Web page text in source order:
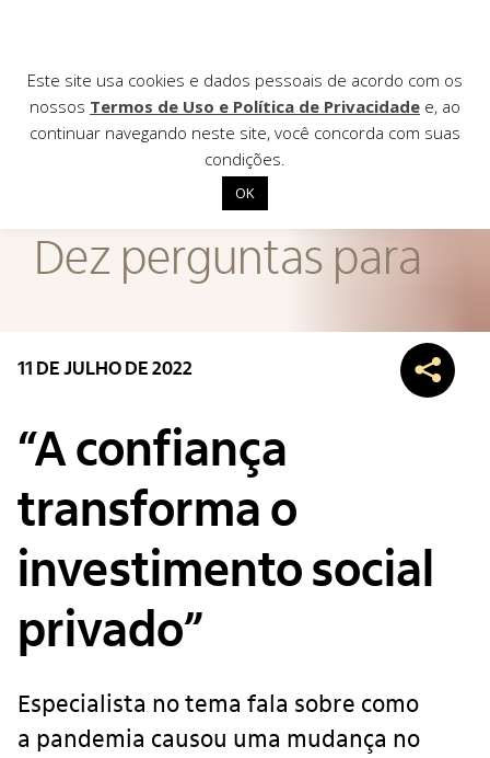
Institucional
Contato
Dez perguntas para
11 DE JULHO DE 2022
“A confiança
transforma o
investimento social
privado”
Especialista no tema fala sobre como
a pandemia causou uma mudança no
Este site usa cookies e dados pessoais de acordo com os
nossos Termos de Uso e Política de Privacidade e, ao
continuar navegando neste site, você concorda com suas
condições.
OK